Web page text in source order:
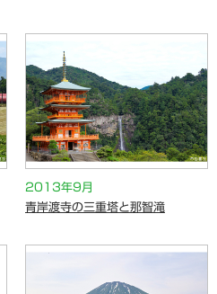
2013年9月
青岸渡寺の三重塔と那智滝